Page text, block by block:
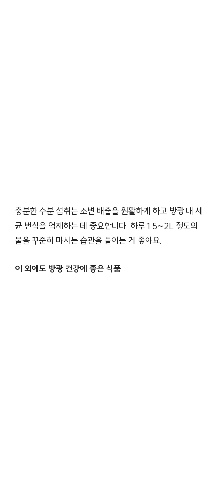
충분한 수분 섭취는 소변 배출을 원활하게 하고 방광 내 세
균 번식을 억제하는 데 중요합니다. 하루 1.5~2L 정도의
물을 꾸준히 마시는 습관을 들이는 게 좋아요.
이 외에도 방광 건강에 좋은 식품